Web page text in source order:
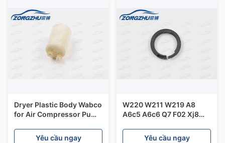
Dryer Plastic Body Wabco
for Air Compressor Pump
A6C5 A8 XJ8
Yêu cầu ngay
W220 W211 W219 A8
A6c5 A6c6 Q7 F02 Xj8
Compressor Piston Ring
Yêu cầu ngay